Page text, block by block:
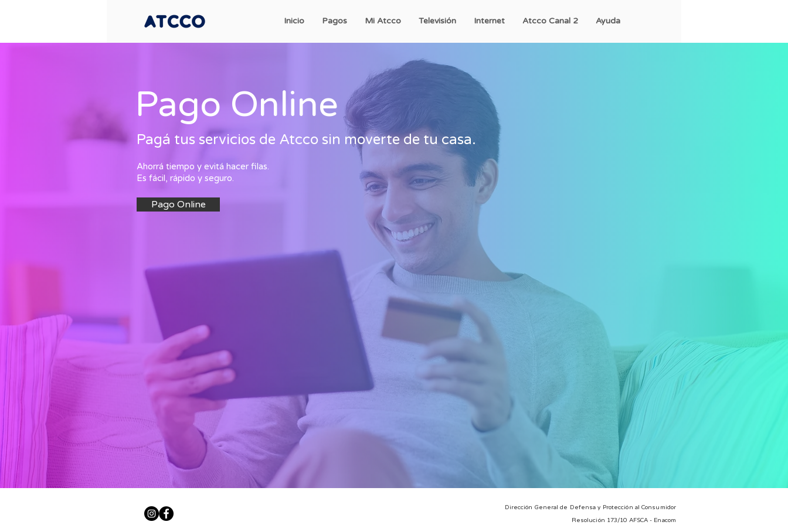
Inicio Pagos Mi Atcco Televisión Internet Atcco Canal 2 Ayuda
Pago Online
Pagá tus servicios de Atcco sin moverte de tu casa.
Pago Online
Ahorrá tiempo y evitá hacer filas.
Es fácil, rápido y seguro.
Dirección General de Defensa y Protección al Consumidor
Resolución 173/10 AFSCA - Enacom